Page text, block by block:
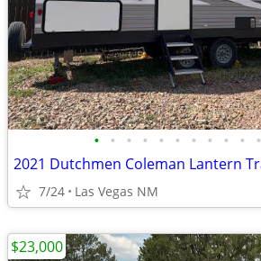
• • • • • • • • • • •
2021 Dutchmen Coleman Lantern
7/24 Las Vegas NM
$23,000